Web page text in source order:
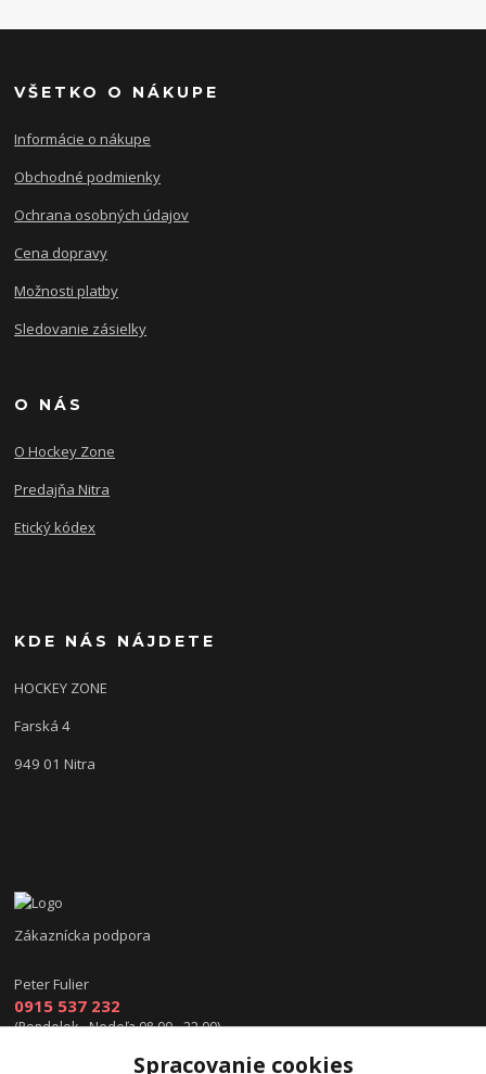
VŠETKO O NÁKUPE
Informácie o nákupe
Obchodné podmienky
Ochrana osobných údajov
Cena dopravy
Možnosti platby
Sledovanie zásielky
O NÁS
O Hockey Zone
Predajňa Nitra
Etický kódex
KDE NÁS NÁJDETE
HOCKEY ZONE
Farská 4
949 01 Nitra
Zákaznícka podpora
Peter Fulier
0915 537 232
(Pondelok - Nedeľa 08.00 - 22.00)
info@hokejexpert.sk
Spracovanie cookies